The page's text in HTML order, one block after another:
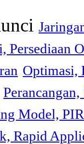
Persediaan
Optimasi,
Model,
Rapid